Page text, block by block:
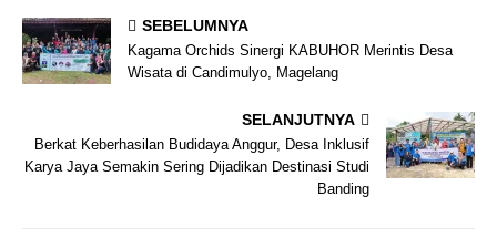
SEBELUMNYA
Kagama Orchids Sinergi KABUHOR Merintis Desa
Wisata di Candimulyo, Magelang
SELANJUTNYA
Berkat Keberhasilan Budidaya Anggur, Desa Inklusif
Karya Jaya Semakin Sering Dijadikan Destinasi Studi
Banding